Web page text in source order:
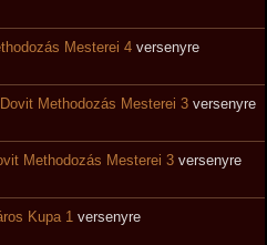
Mesterei 4 versenyre
Dovit Methodozás Mesterei 3 versenyre
Methodozás Mesterei 3 versenyre
Kupa 1 versenyre